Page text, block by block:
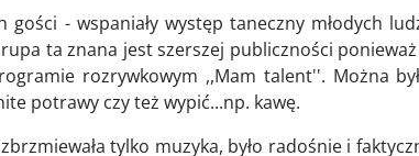
gości - wspaniały występ taneczny młodych
ta znana jest szerszej publiczności
rozrywkowym ,,Mam talent''. Można
potrawy czy też wypić...np. kawę.
tylko muzyka, było radośnie i